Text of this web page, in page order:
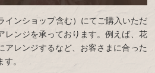
インショップ含む）にてご購入いただ
レンジを承っております。例えば、花
アレンジするなど、お客さまに合った
。